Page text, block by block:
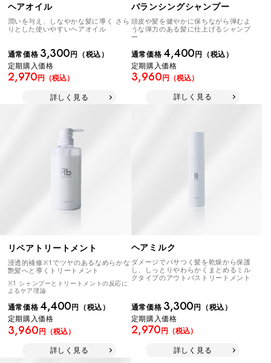
ヘアオイル
潤いを与え、しなやかな髪に導く さら
りとした使いやすいヘアオイル
通常価格 3,300円（税込）
定期購入価格
2,970円（税込）
詳しく見る
バランシングシャンプー
頭皮や髪を健やかに保ちながら弾むよ
うな弾力のある髪に仕上げるシャンプ
ー
通常価格 4,400円（税込）
定期購入価格
3,960円（税込）
詳しく見る
リペアトリートメント
浸透的補修※1でツヤのあるなめらかな
艶髪へと導くトリートメント
※1 シャンプーとトリートメントの反応に
よるケア理論
通常価格 4,400円（税込）
定期購入価格
3,960円（税込）
詳しく見る
ヘアミルク
ダメージでパサつく髪を乾燥から保護
し、しっとりやわらかくまとめるミル
クタイプのアウトバストリートメント
通常価格 3,300円（税込）
定期購入価格
2,970円（税込）
詳しく見る